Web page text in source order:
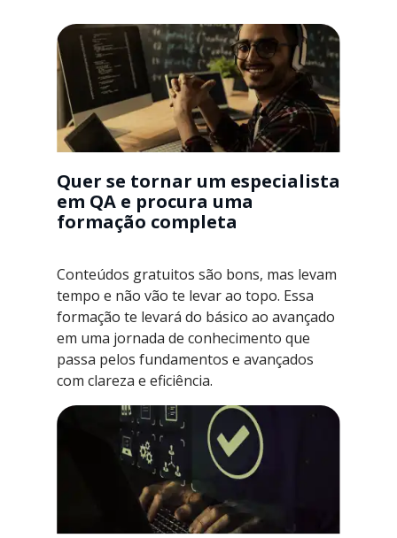
Quer se tornar um especialista
em QA e procura uma
formação completa
Conteúdos gratuitos são bons, mas levam
tempo e não vão te levar ao topo. Essa
formação te levará do básico ao avançado
em uma jornada de conhecimento que
passa pelos fundamentos e avançados
com clareza e eficiência.